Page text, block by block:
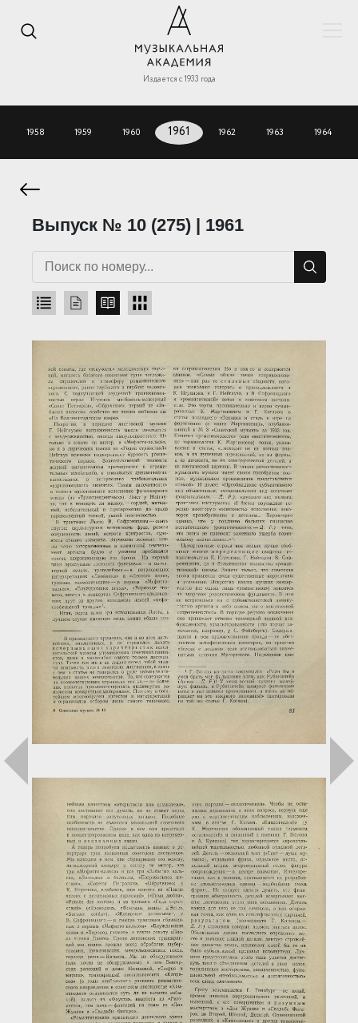
Издается с 1933 года
1958 1959 1960 1961 1962 1963 1964
Выпуск № 10 (275) | 1961
Загрузка...
Загрузка...